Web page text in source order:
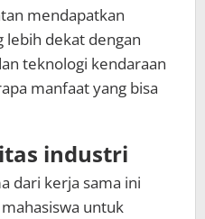
mendapatkan
lebih dekat dengan
teknologi kendaraan
manfaat yang bisa
industri
dari kerja sama ini
untuk